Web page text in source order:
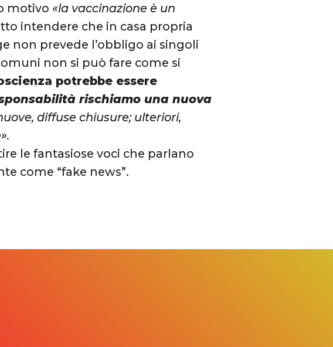
motivo «la vaccinazione è un
intendere che in casa propria
non prevede l’obbligo ai singoli
non si può fare come si
potrebbe essere
rischiamo una nuova
diffuse chiusure; ulteriori,
le fantasiose voci che parlano
come “fake news”.